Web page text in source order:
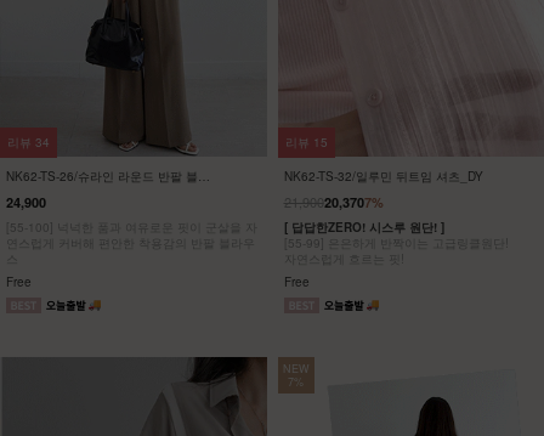
NK52-JI-10/아코디언 시스루 가디건
7,900
[ 3WAY 스타일! ]
[55~99] 한 가지 아이템으로 숄, 가디건, 스카
Free
리뷰 148
DM52-T-26/브랑코 쿨 니트
7%
27,90025,950
[55~110] 고슬고슬~ 소프트한 텍스처가 돋보
이는 쿨~한 루즈핏 니트
Free
리뷰 9
NEW
7%